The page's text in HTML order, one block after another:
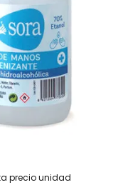
precio unidad